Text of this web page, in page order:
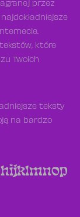
przez
które
Twoich
teksty
na bardzo
hijklmnop